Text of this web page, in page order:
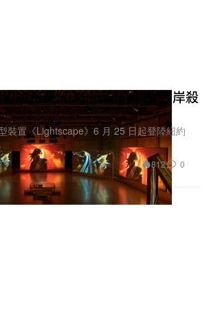
加州夢《Lightscape》從西岸殺
裝置《Lightscape》6 月 25 日起登陸紐約
812 0